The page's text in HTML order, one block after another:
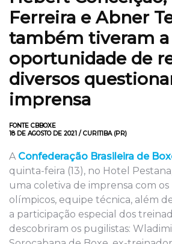
Ferreira e Abner
também tiveram a
oportunidade de
diversos
imprensa
FONTE CBBOXE
18 DE AGOSTO DE 2021 / CURITIBA (PR)
A Confederação Brasileira de
quinta-feira (13), no Hotel
uma coletiva de imprensa com os
olímpicos, equipe técnica, além
a participação especial dos
descobriram os pugilistas: